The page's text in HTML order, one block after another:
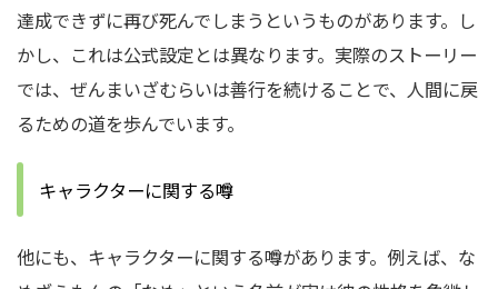
達成できずに再び死んでしまうというものがあります。 し
かし、これは公式設定とは異なります。 実際のストーリー
では、ぜんまいざむらいは善行を続けることで、人間に戻
るための道を歩んでいます。
キャラクターに関する噂
他にも、キャラクターに関する噂があります。 例えば、な